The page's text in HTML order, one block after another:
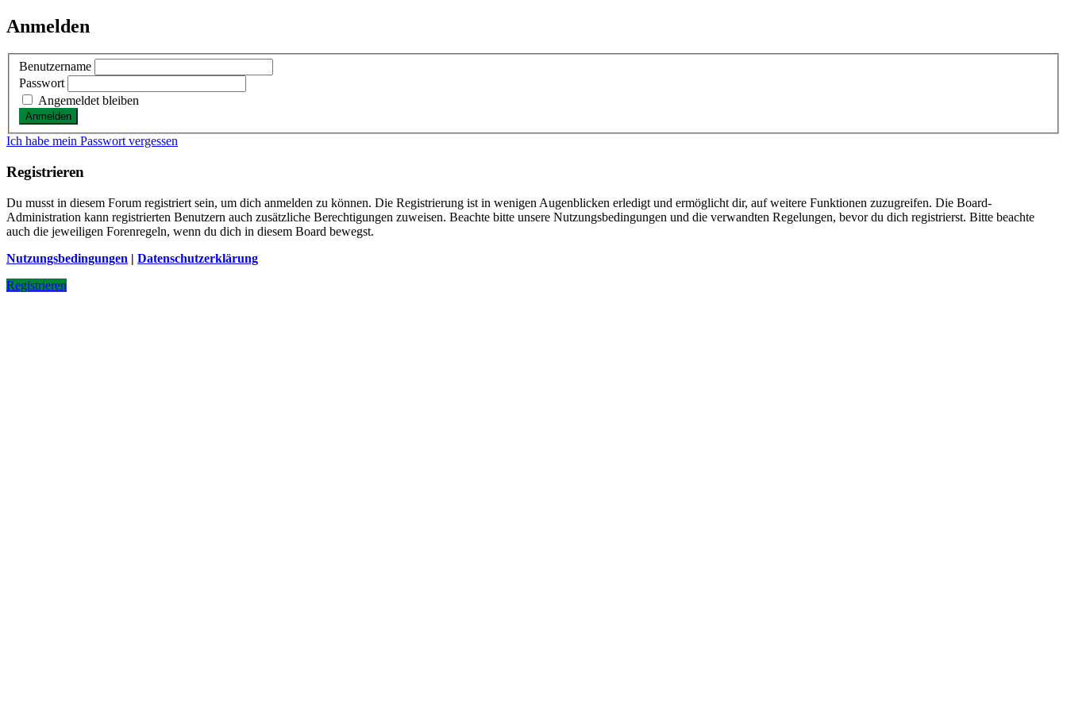
Anmelden
Benutzername
Passwort
Angemeldet bleiben
Ich habe mein Passwort vergessen
Registrieren
Du musst in diesem Forum registriert sein, um dich anmelden zu können. Die Registrierung ist in wenigen Augenblicken erledigt und ermöglicht dir, auf weitere Funktionen zuzugreifen. Die Board-
Administration kann registrierten Benutzern auch zusätzliche Berechtigungen zuweisen. Beachte bitte unsere Nutzungsbedingungen und die verwandten Regelungen, bevor du dich registrierst. Bitte beachte
auch die jeweiligen Forenregeln, wenn du dich in diesem Board bewegst.
Nutzungsbedingungen | Datenschutzerklärung
Registrieren